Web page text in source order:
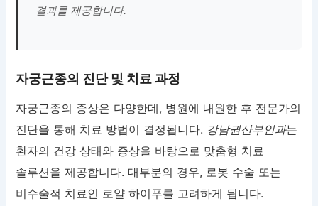
결과를 제공합니다.
자궁근종의 진단 및 치료 과정
자궁근종의 증상은 다양한데, 병원에 내원한 후 전문가의
진단을 통해 치료 방법이 결정됩니다. 강남권산부인과는
환자의 건강 상태와 증상을 바탕으로 맞춤형 치료
솔루션을 제공합니다. 대부분의 경우, 로봇 수술 또는
비수술적 치료인 로얄 하이푸를 고려하게 됩니다.